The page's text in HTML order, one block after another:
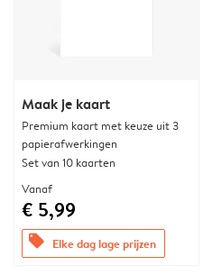
Maak je kaart
Premium kaart met keuze uit 3
papierafwerkingen
Set van 10 kaarten
Vanaf
€ 5,99
offers Elke dag lage prijzen